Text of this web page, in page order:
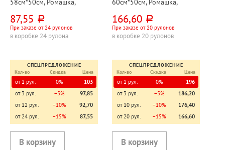
58см*50см, Ромашка,
черные, 10шт, рул, с
завязками
87,55 руб.
При заказе от 24 рулонов
в коробке 24 рулона
СПЕЦПРЕДЛОЖЕНИЕ
Кол-во
Скидка Цена
от 1 рул. 0%
103
от 3 рул.
−5%
97,85
от 12 рул.
−10%
92,70
от 24 рул.
−15% 87,55
60см*50см, Ромашка,
синие, 30шт, рул, с ушками
166,60 руб.
При заказе от 20 рулонов
в коробке 20 рулонов
СПЕЦПРЕДЛОЖЕНИЕ
Кол-во
Скидка Цена
от 1 рул. 0%
196
от 3 рул.
−5%
186,20
от 10 рул.
−10%
176,40
от 20 рул.
−15% 166,60